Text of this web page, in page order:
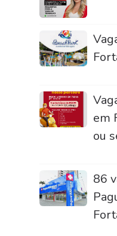
em
ou
86